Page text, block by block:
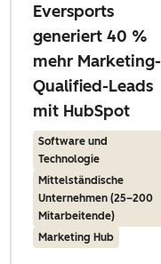
Eversports
generiert 40 %
mehr Marketing-
Qualified-Leads
mit HubSpot
Software und
Technologie
Mittelständische
Unternehmen (25–200
Mitarbeitende)
Marketing Hub